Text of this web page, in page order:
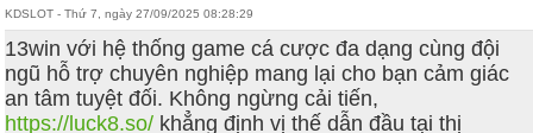
KDSLOT - Thứ 7, ngày 27/09/2025 08:28:29
13win với hệ thống game cá cược đa dạng cùng đội
ngũ hỗ trợ chuyên nghiệp mang lại cho bạn cảm giác
an tâm tuyệt đối. Không ngừng cải tiến,
https://luck8.so/ khẳng định vị thế dẫn đầu tại thị